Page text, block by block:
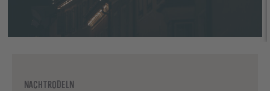
NACHTRODELN